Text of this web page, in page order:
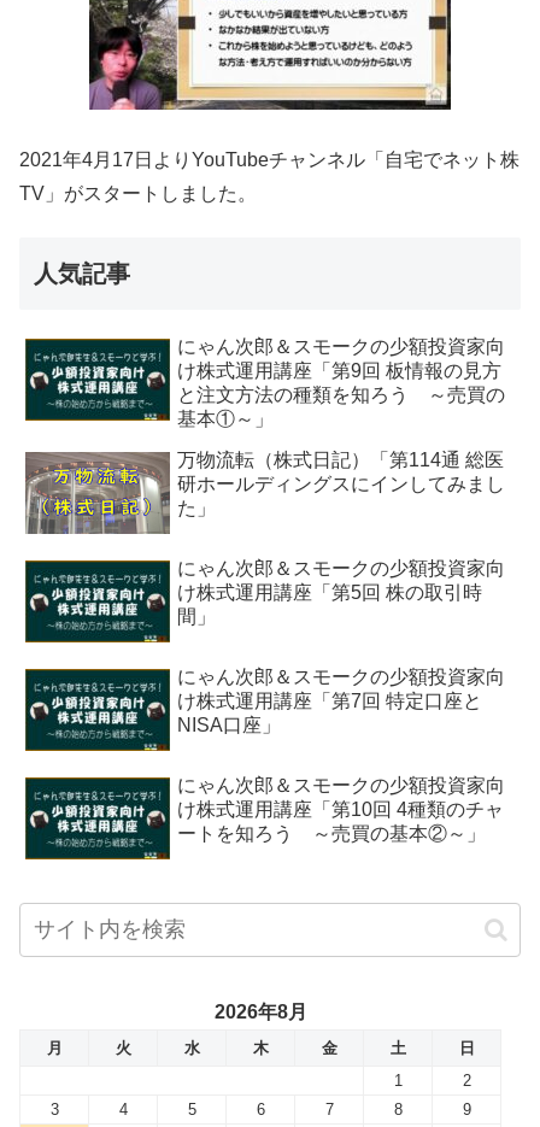
2021年4月17日よりYouTubeチャンネル「自宅でネット株
TV」がスタートしました。
人気記事
にゃん次郎＆スモークの少額投資家向
け株式運用講座「第9回 板情報の見方
と注文方法の種類を知ろう ～売買の
基本①～」
万物流転（株式日記）「第114通 総医
研ホールディングスにインしてみまし
た」
にゃん次郎＆スモークの少額投資家向
け株式運用講座「第5回 株の取引時
間」
にゃん次郎＆スモークの少額投資家向
け株式運用講座「第7回 特定口座と
NISA口座」
にゃん次郎＆スモークの少額投資家向
け株式運用講座「第10回 4種類のチャ
ートを知ろう ～売買の基本②～」
2026年8月
月 火 水 木 金 土
日
1
2
3
4 5 6 7 8
9